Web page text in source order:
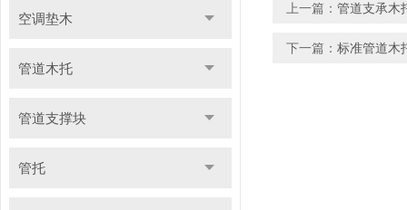
空调垫木
管道木托
管道支撑块
管托
上一篇： 管道支承木
下一篇： 标准管道木